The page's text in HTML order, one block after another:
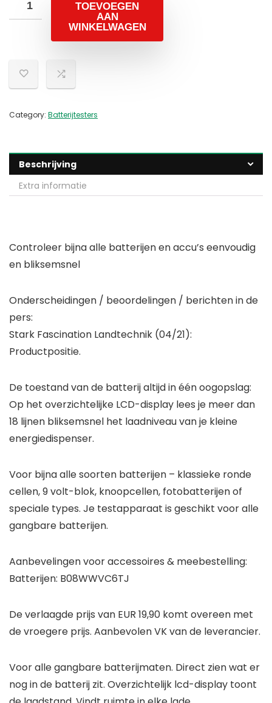
TOEVOEGEN
AAN
WINKELWAGEN
Category: Batterijtesters
Beschrijving
Extra informatie
Controleer bijna alle batterijen en accu’s eenvoudig
en bliksemsnel
Onderscheidingen / beoordelingen / berichten in de
pers:
Stark Fascination Landtechnik (04/21):
Productpositie.
De toestand van de batterij altijd in één oogopslag:
Op het overzichtelijke LCD-display lees je meer dan
18 lijnen bliksemsnel het laadniveau van je kleine
energiedispenser.
Voor bijna alle soorten batterijen – klassieke ronde
cellen, 9 volt-blok, knoopcellen, fotobatterijen of
speciale types. Je testapparaat is geschikt voor alle
gangbare batterijen.
Aanbevelingen voor accessoires & meebestelling:
Batterijen: B08WWVC6TJ
De verlaagde prijs van EUR 19,90 komt overeen met
de vroegere prijs. Aanbevolen VK van de leverancier.
Voor alle gangbare batterijmaten. Direct zien wat er
nog in de batterij zit. Overzichtelijk lcd-display toont